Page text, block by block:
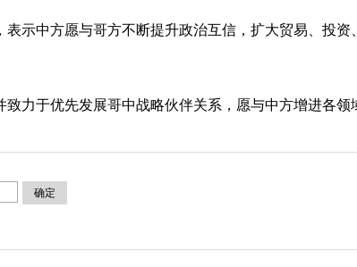
中方愿与哥方不断提升政治互信，扩大贸易、投资
于优先发展哥中战略伙伴关系，愿与中方增进各领
确定